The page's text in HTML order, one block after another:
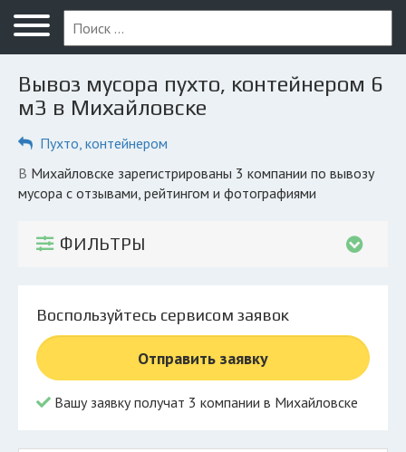
Меню
Главная
Вопрос юристу
Компании
Экоблог
© 2026 Все права защищены
Вывоз мусора пухто, контейнером 6
м3 в Михайловске
Пухто, контейнером
в Михайловске зарегистрированы 3 компании по вывозу
мусора с отзывами, рейтингом и фотографиями
ФИЛЬТРЫ
Воспользуйтесь сервисом заявок
Отправить заявку
Вашу заявку получат 3 компании в Михайловске